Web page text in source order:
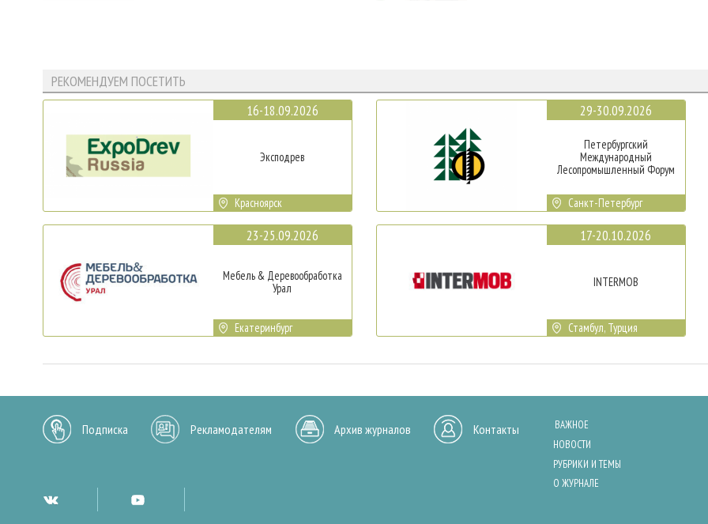
РЕКОМЕНДУЕМ ПОСЕТИТЬ
16-18.09.2026
Эксподрев
Красноярск
23-25.09.2026
Мебель & Деревообработка
Урал
Екатеринбург
29-30.09.2026
Петербургский
Международный
Лесопромышленный Форум
Санкт-Петербург
17-20.10.2026
INTERMOB
Стамбул, Турция
Подписка Рекламодателям Архив журналов Контакты
ВАЖНОЕ
НОВОСТИ
РУБРИКИ И ТЕМЫ
О ЖУРНАЛЕ